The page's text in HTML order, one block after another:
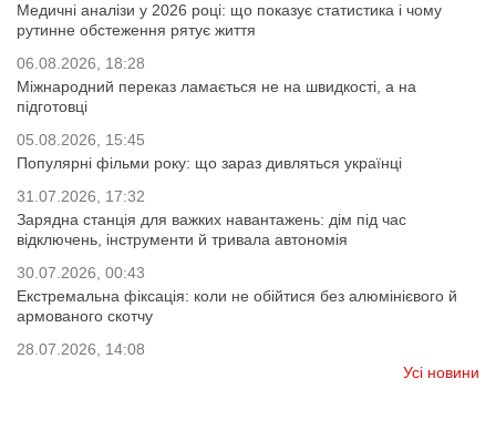
Медичні аналізи у 2026 році: що показує статистика і чому
рутинне обстеження рятує життя
06.08.2026, 18:28
Міжнародний переказ ламається не на швидкості, а на
підготовці
05.08.2026, 15:45
Популярні фільми року: що зараз дивляться українці
31.07.2026, 17:32
Зарядна станція для важких навантажень: дім під час
відключень, інструменти й тривала автономія
30.07.2026, 00:43
Екстремальна фіксація: коли не обійтися без алюмінієвого й
армованого скотчу
28.07.2026, 14:08
Усі новини